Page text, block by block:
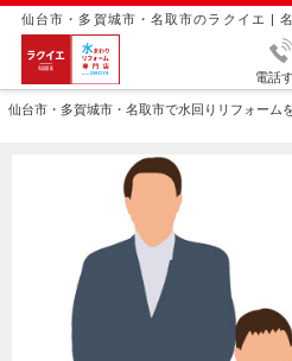
仙台市・多賀城市・名取市のラクイエ
電話
仙台市・多賀城市・名取市で水回りリフォーム